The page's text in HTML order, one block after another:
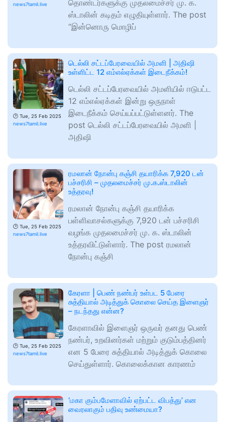
news7tamil.live
தொண்டர்களுக்கு முதலமைச்சர் மு. க.
ஸ்டாலின் கடிதம் எழுதியுள்ளார். The post
“இன்னொரு மொழிப்
🕑 Tue, 25 Feb 2025
news7tamil.live
டெல்லி சட்டப்பேரவையில் அமளி | அதிஷி
உள்ளிட்ட 12 எம்எல்ஏக்கள் இடைநீக்கம்!
டெல்லி சட்டப்பேரவையில் அமளியில் ஈடுபட்ட
12 எம்எல்ஏக்கள் இன்று ஒருநாள்
இடைநீக்கம் செய்யப்பட்டுள்ளனர். The
post டெல்லி சட்டப்பேரவையில் அமளி |
அதிஷி
🕑 Tue, 25 Feb 2025
news7tamil.live
ரமலான் நோன்பு கஞ்சி தயாரிக்க 7,920 டன்
பச்சரிசி – முதலமைச்சர் மு.க.ஸ்டாலின்
உத்தரவு!
ரமலான் நோன்பு கஞ்சி தயாரிக்க
பள்ளிவாசல்களுக்கு 7,920 டன் பச்சரிசி
வழங்க முதலமைச்சர் மு. க. ஸ்டாலின்
உத்தரவிட்டுள்ளார். The post ரமலான்
நோன்பு கஞ்சி
🕑 Tue, 25 Feb 2025
news7tamil.live
கேரளா | பெண் நண்பர் உள்பட 5 பேரை
சுத்தியால் அடித்துக் கொலை செய்த இளைஞர்
– நடந்தது என்ன?
கேரளாவில் இளைஞர் ஒருவர் தனது பெண்
நண்பர், உறவினர்கள் மற்றும் குடும்பத்தினர்
என 5 பேரை சுத்தியால் அடித்துக் கொலை
செய்துள்ளார். கொலைக்கான காரணம்
‘மகா கும்பமேளாவில் ஏற்பட்ட விபத்து’ என
வைரலாகும் பதிவு உண்மையா?